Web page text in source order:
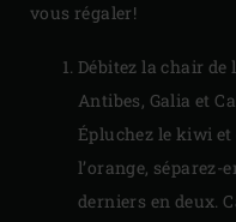
vous régaler!
Débitez la chair de
Antibes, Galia et
Épluchez le kiwi et
l’orange, séparez-
derniers en deux.